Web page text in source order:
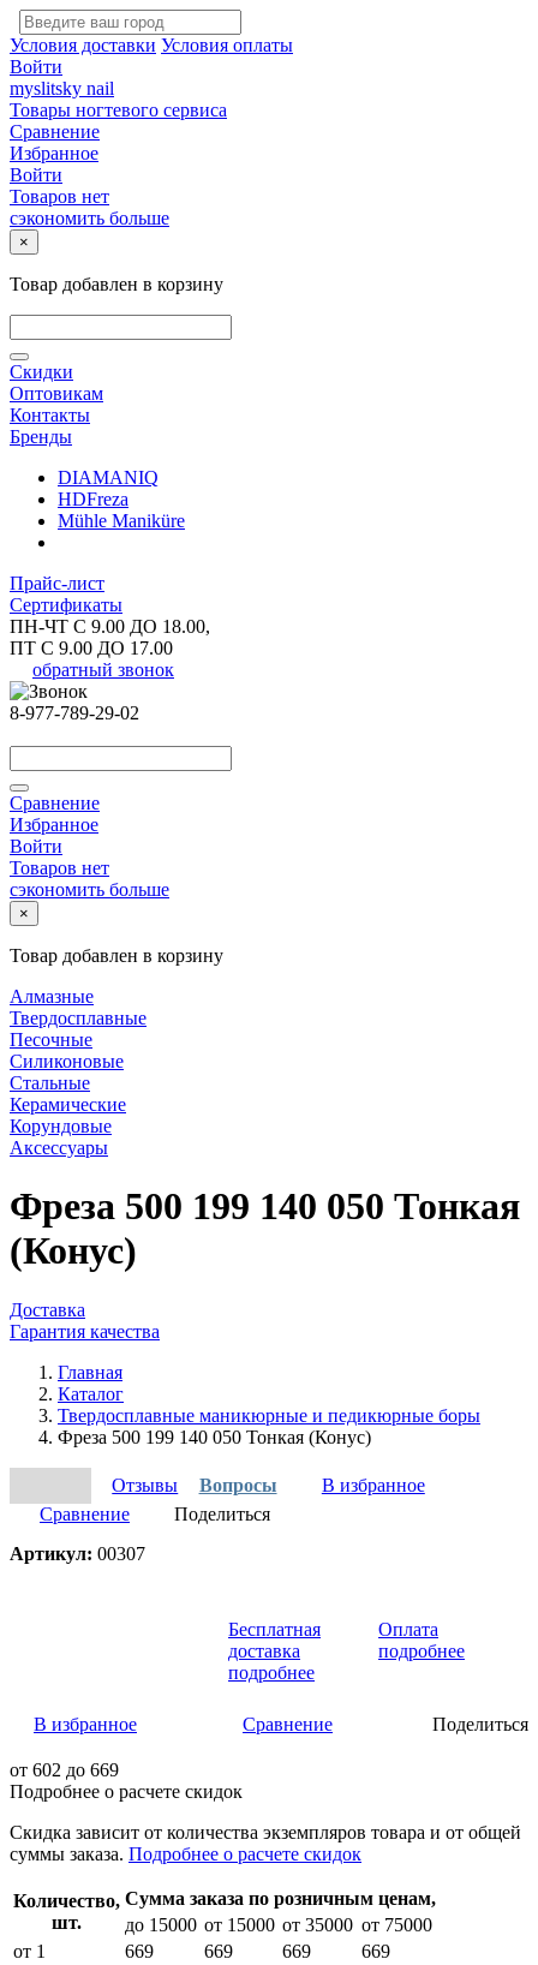
Условия доставки Условия оплаты
Войти
myslitsky nail
Товары ногтевого сервиса
Сравнение
Избранное
Войти
Товаров нет
сэкономить больше
×
Товар добавлен в корзину
Скидки
Оптовикам
Контакты
Бренды
DIAMANIQ
HDFreza
Mühle Maniküre
Прайс-лист
Сертификаты
ПН-ЧТ С 9.00 ДО 18.00,
ПТ С 9.00 ДО 17.00
обратный звонок
8-977-789-29-02
Сравнение
Избранное
Войти
Товаров нет
сэкономить больше
×
Товар добавлен в корзину
Алмазные
Твердосплавные
Песочные
Силиконовые
Стальные
Керамические
Корундовые
Аксессуары
Фреза 500 199 140 050 Тонкая
(Конус)
Доставка
Гарантия качества
Главная
Каталог
Твердосплавные маникюрные и педикюрные боры
Фреза 500 199 140 050 Тонкая (Конус)
Отзывы Вопросы
В избранное
Сравнение
Поделиться
Артикул: 00307
Бесплатная
доставка
подробнее
Оплата
подробнее
В избранное Сравнение Поделиться
от 602 до 669
Подробнее о расчете скидок
Скидка зависит от количества экземпляров товара и от общей
суммы заказа. Подробнее о расчете скидок
Количество,
шт.
Сумма заказа по розничным ценам,
до 15000 от 15000 от 35000 от 75000
от 1
669 669 669
669